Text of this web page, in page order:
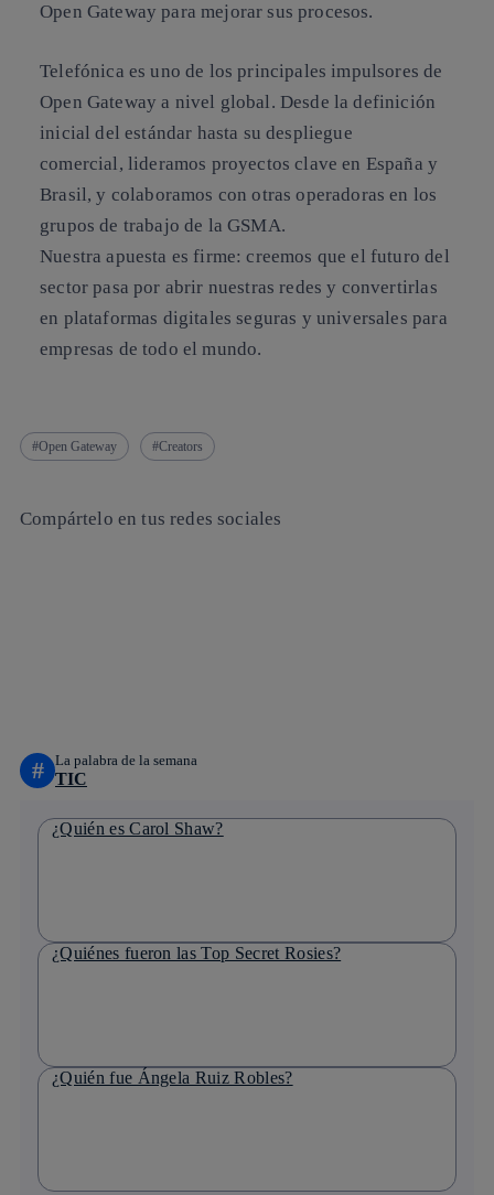
Open Gateway para mejorar sus procesos.
Telefónica es uno de los principales impulsores de
Open Gateway a nivel global. Desde la definición
inicial del estándar hasta su despliegue
comercial, lideramos proyectos clave en España y
Brasil, y colaboramos con otras operadoras en los
grupos de trabajo de la GSMA.
Nuestra apuesta es firme: creemos que el futuro del
sector pasa por abrir nuestras redes y convertirlas
en plataformas digitales seguras y universales para
empresas de todo el mundo.
Open Gateway Creators
Compártelo en tus redes sociales
# La palabra de la semana
TIC
¿Quién es Carol Shaw?
¿Quiénes fueron las Top Secret Rosies?
¿Quién fue Ángela Ruiz Robles?